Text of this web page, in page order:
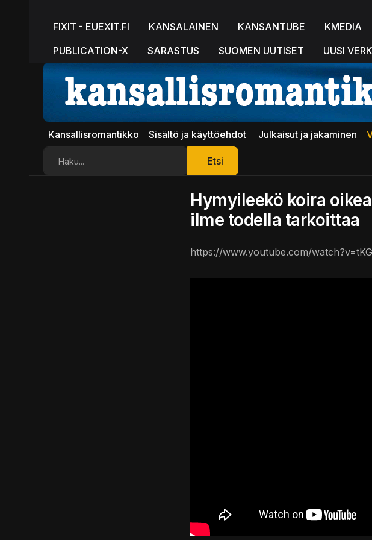
FIXIT - EUEXIT.FI KANSALAINEN KANSANTUBE KMEDIA
PUBLICATION-X
SARASTUS SUOMEN UUTISET UUSI
Kansallisromantikko Sisältö ja käyttöehdot Julkaisut ja jakaminen
Etsi
Hymyileekö koira
ilme todella tarkoittaa
https://www.youtube.com/